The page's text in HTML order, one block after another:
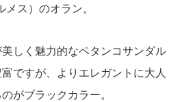
ス）のオラン。
しく魅力的なペタンコサンダル
ですが、よりエレガントに大人
がブラックカラー。